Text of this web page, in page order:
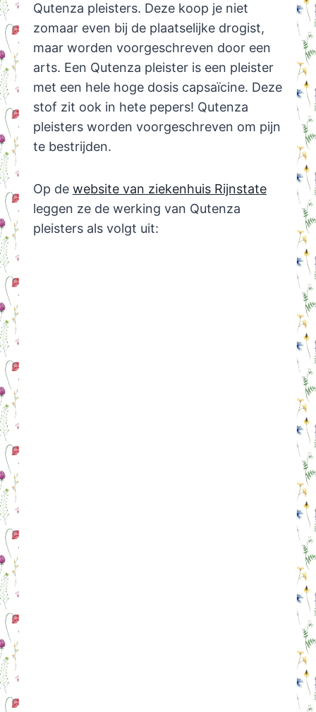
Qutenza pleisters. Deze koop je niet
zomaar even bij de plaatselijke drogist,
maar worden voorgeschreven door een
arts. Een Qutenza pleister is een pleister
met een hele hoge dosis capsaïcine. Deze
stof zit ook in hete pepers! Qutenza
pleisters worden voorgeschreven om pijn
te bestrijden.
Op de website van ziekenhuis Rijnstate
leggen ze de werking van Qutenza
pleisters als volgt uit: